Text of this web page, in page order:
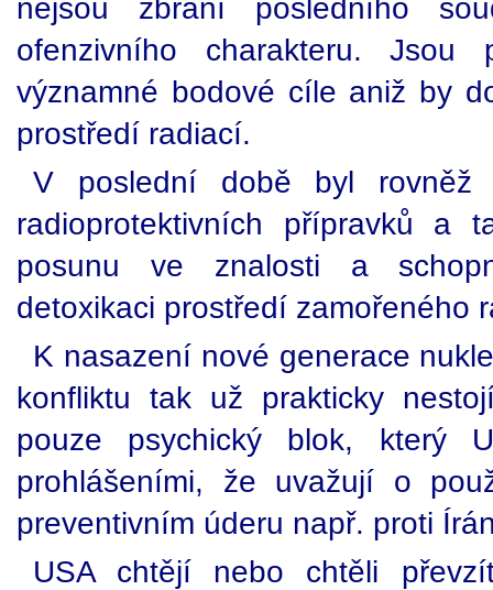
nejsou zbraní posledního
ofenzivního charakteru.
významné bodové cíle aniž by
prostředí radiací.
V poslední době byl rovněž
radioprotektivních přípravků a
posunu ve znalosti a
detoxikaci prostředí zamořeného
K nasazení nové generace
konfliktu tak už prakticky
pouze psychický blok, který
prohlášeními, že uvažují o
preventivním úderu např. proti
USA chtějí nebo chtěli